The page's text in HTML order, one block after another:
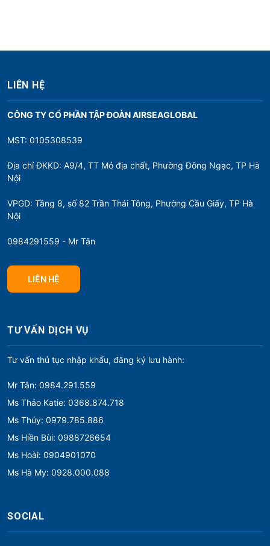
LIÊN HỆ
CÔNG TY CỔ PHẦN TẬP ĐOÀN AIRSEAGLOBAL
MST: 0105308539
Địa chỉ ĐKKD: A9/4, TT Mỏ địa chất, Phường Đông Ngạc, TP Hà
Nội
VPGD: Tầng 8, số 82 Trần Thái Tông, Phường Cầu Giấy, TP Hà
Nội
0984291559 - Mr Tân
LIÊN HỆ
TƯ VẤN DỊCH VỤ
Tư vấn thủ tục nhập khẩu, đăng ký lưu hành:
Mr Tân: 0984.291.559
Ms Thảo Katie: 0368.874.718
Ms Thúy: 0979.785.886
Ms Hiền Bùi: 0988726654
Ms Hoài: 0904901070
Ms Hà My: 0928.000.088
SOCIAL